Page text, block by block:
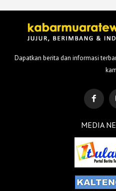
Dapatkan berita dan informasi
MEDIA